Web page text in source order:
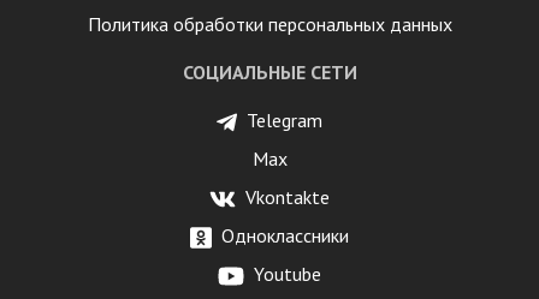
Политика обработки персональных данных
СОЦИАЛЬНЫЕ СЕТИ
Telegram
Max
Vkontakte
Одноклассники
Youtube